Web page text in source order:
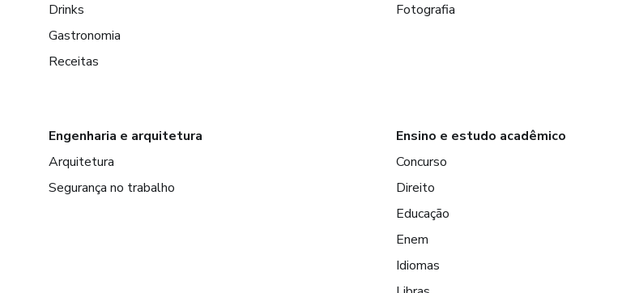
Drinks
Gastronomia
Receitas
Fotografia
Engenharia e arquitetura
Arquitetura
Segurança no trabalho
Ensino e estudo acadêmico
Concurso
Direito
Educação
Enem
Idiomas